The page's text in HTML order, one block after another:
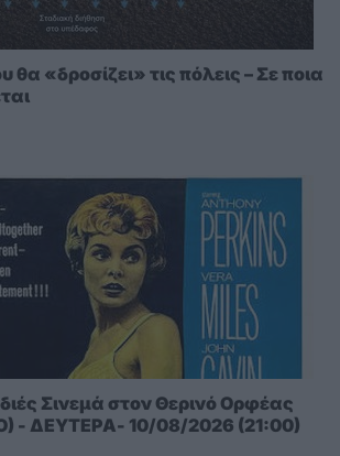
«δροσίζει» τις πόλεις – Σε ποια
Σινεμά στον Θερινό Ορφέας
- ΔΕΥΤΕΡΑ- 10/08/2026 (21:00)